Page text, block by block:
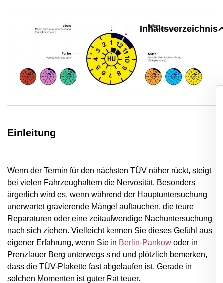
Einleitung
Wenn der Termin für den nächsten TÜV näher rückt, steigt
bei vielen Fahrzeughaltern die Nervosität. Besonders
ärgerlich wird es, wenn während der Hauptuntersuchung
unerwartet gravierende Mängel auftauchen, die teure
Reparaturen oder eine zeitaufwendige Nachuntersuchung
nach sich ziehen. Vielleicht kennen Sie dieses Gefühl aus
eigener Erfahrung, wenn Sie in Berlin-Pankow oder in
Prenzlauer Berg unterwegs sind und plötzlich bemerken,
dass die TÜV-Plakette fast abgelaufen ist. Gerade in
solchen Momenten ist guter Rat teuer.
Inhaltsverzeichnis